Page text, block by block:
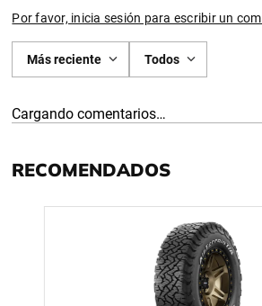
Por favor, inicia sesión para escribir un
Más reciente Todos
Cargando comentarios…
RECOMENDADOS